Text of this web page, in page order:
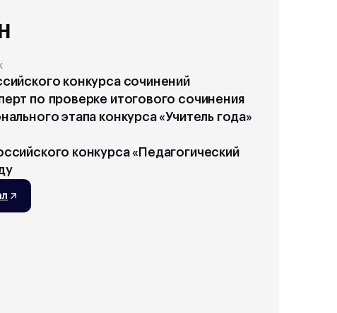
конкурса сочинений
по проверке итогового сочинения
этапа конкурса «Учитель года»
конкурса «Педагогический